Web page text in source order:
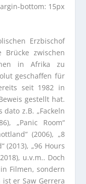
bottom: 15px
Erzbischof
zwischen
in Afrika zu
geschaffen für
seit 1982 in
gestellt hat.
z.B. „Fackeln
„Panic Room“
(2006), „8
(2013), „96 Hours
u.v.m.. Doch
Filmen, sondern
er Saw Gerrera